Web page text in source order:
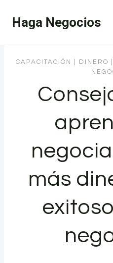
Haga Negocios
CAPACITACIÓN DINERO
más